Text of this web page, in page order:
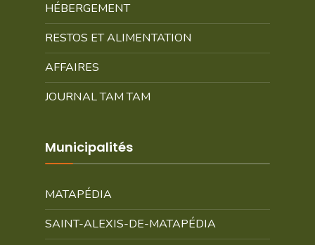
HÉBERGEMENT
RESTOS ET ALIMENTATION
AFFAIRES
JOURNAL TAM TAM
Municipalités
MATAPÉDIA
SAINT-ALEXIS-DE-MATAPÉDIA